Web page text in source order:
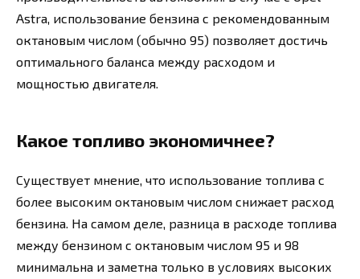
Astra, использование бензина с рекомендованным
октановым числом (обычно 95) позволяет достичь
оптимального баланса между расходом и
мощностью двигателя.
Какое топливо экономичнее?
Существует мнение, что использование топлива с
более высоким октановым числом снижает расход
бензина. На самом деле, разница в расходе топлива
между бензином с октановым числом 95 и 98
минимальна и заметна только в условиях высоких